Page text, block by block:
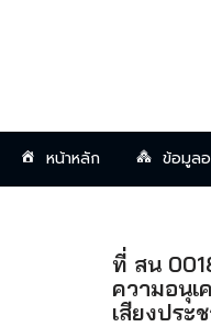
หน้าหลัก ข้อมูล
ที่ สน
ความอนุเ
เสียงประ